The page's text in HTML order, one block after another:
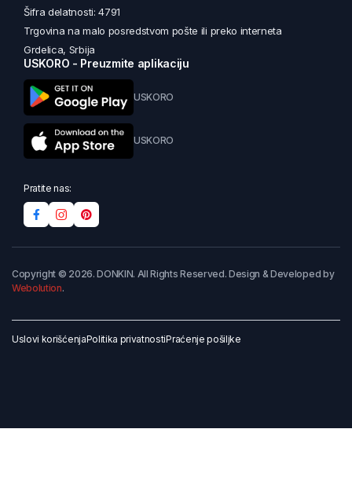
Šifra delatnosti: 4791
Trgovina na malo posredstvom pošte ili preko interneta
Grdelica, Srbija
USKORO - Preuzmite aplikaciju
USKORO
USKORO
Pratite nas:
Copyright © 2026. DONKIN. All Rights Reserved. Design & Developed by
Webolution.
Uslovi korišćenjaPolitika privatnostiPraćenje pošiljke